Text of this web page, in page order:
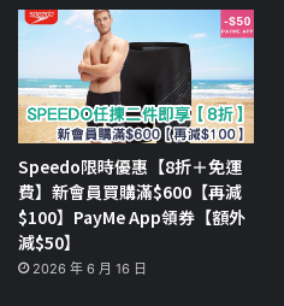
Speedo限時優惠【8折＋免運
費】新會員買購滿$600【再減
$100】PayMe App領券【額外
減$50】
2026 年 6 月 16 日